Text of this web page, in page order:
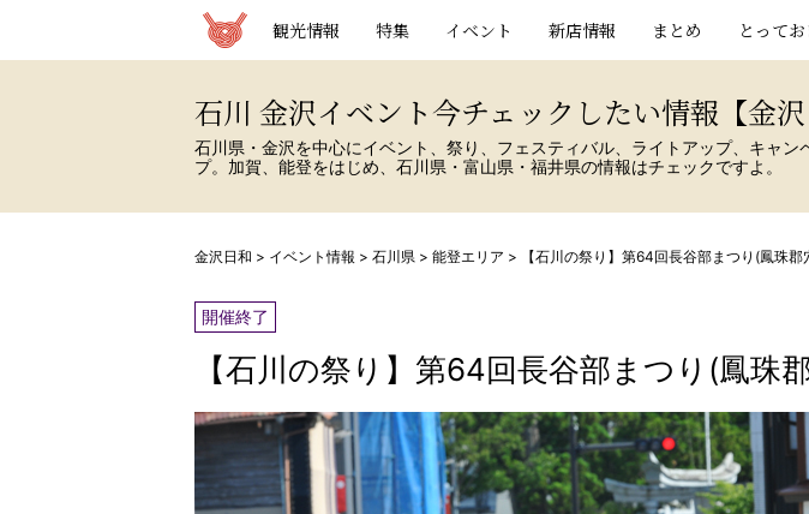
観光情報 特集 イベント 新店情報 まとめ とって
石川 金沢イベント今チェックしたい情報【金沢
石川県・金沢を中心にイベント、祭り、フェスティバル、ライトアップ、キャ
プ。加賀、能登をはじめ、石川県・富山県・福井県の情報はチェックですよ。
金沢日和 > イベント情報 > 石川県 > 能登エリア > 【石川の祭り】第64回長谷部まつり(鳳珠郡
開催終了
【石川の祭り】第64回長谷部まつり(鳳珠